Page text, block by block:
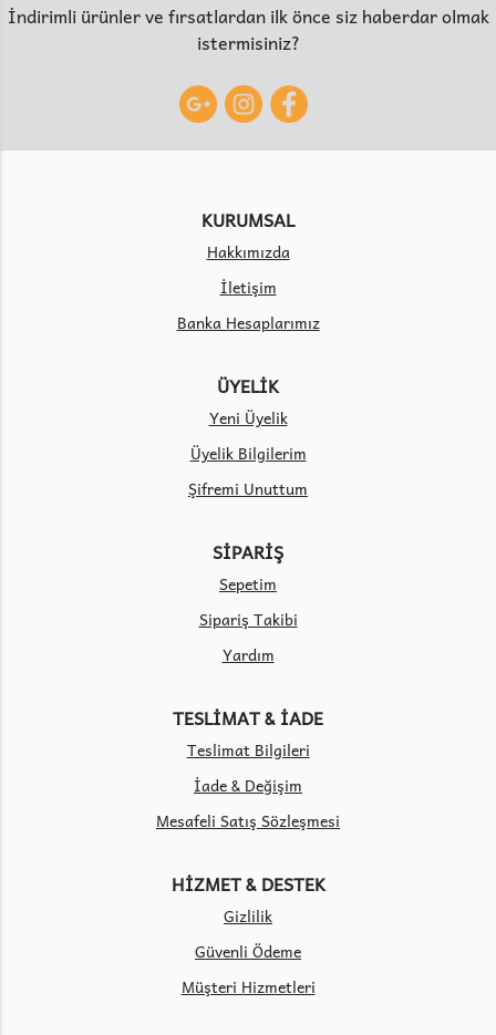
İndirimli ürünler ve fırsatlardan ilk önce siz haberdar olmak
istermisiniz?
KURUMSAL
Hakkımızda
İletişim
Banka Hesaplarımız
ÜYELİK
Yeni Üyelik
Üyelik Bilgilerim
Şifremi Unuttum
SİPARİŞ
Sepetim
Sipariş Takibi
Yardım
TESLİMAT & İADE
Teslimat Bilgileri
İade & Değişim
Mesafeli Satış Sözleşmesi
HİZMET & DESTEK
Gizlilik
Güvenli Ödeme
Müşteri Hizmetleri